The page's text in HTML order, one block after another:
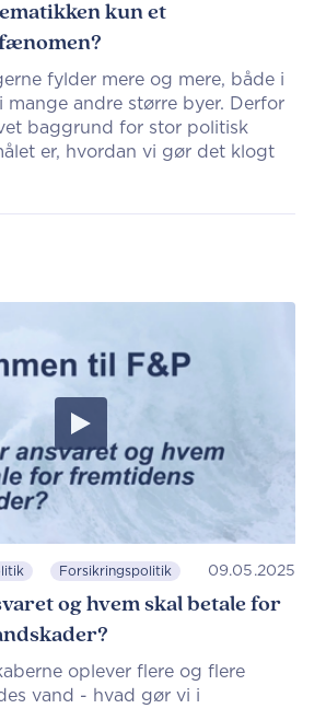
kun et
fylder mere og mere, både i
mange andre større byer. Derfor
baggrund for stor politisk
er, hvordan vi gør det klogt
Forsikringspolitik 09.05.2025
og hvem skal betale for
oplever flere og flere
vand - hvad gør vi i